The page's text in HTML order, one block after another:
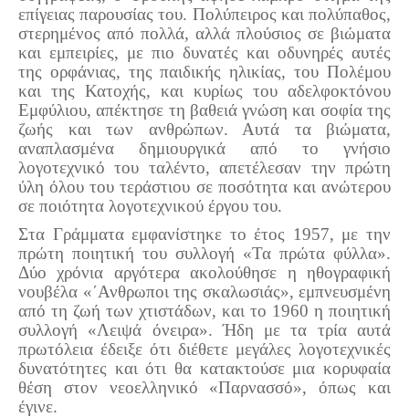
επίγειας παρουσίας του. Πολύπειρος και πολύπαθος,
στερημένος από πολλά, αλλά πλούσιος σε βιώματα
και εμπειρίες, με πιο δυνατές και οδυνηρές αυτές
της ορφάνιας, της παιδικής ηλικίας, του Πολέμου
και της Κατοχής, και κυρίως του αδελφοκτόνου
Εμφύλιου, απέκτησε τη βαθειά γνώση και σοφία της
ζωής και των ανθρώπων. Αυτά τα βιώματα,
αναπλασμένα δημιουργικά από το γνήσιο
λογοτεχνικό του ταλέντο, απετέλεσαν την πρώτη
ύλη όλου του τεράστιου σε ποσότητα και ανώτερου
σε ποιότητα λογοτεχνικού έργου του.
Στα Γράμματα εμφανίστηκε το έτος 1957, με την
πρώτη ποιητική του συλλογή «Τα πρώτα φύλλα».
Δύο χρόνια αργότερα ακολούθησε η ηθογραφική
νουβέλα «΄Ανθρωποι της σκαλωσιάς», εμπνευσμένη
από τη ζωή των χτιστάδων, και το 1960 η ποιητική
συλλογή «Λειψά όνειρα». Ήδη με τα τρία αυτά
πρωτόλεια έδειξε ότι διέθετε μεγάλες λογοτεχνικές
δυνατότητες και ότι θα κατακτούσε μια κορυφαία
θέση στον νεοελληνικό «Παρνασσό», όπως και
έγινε.